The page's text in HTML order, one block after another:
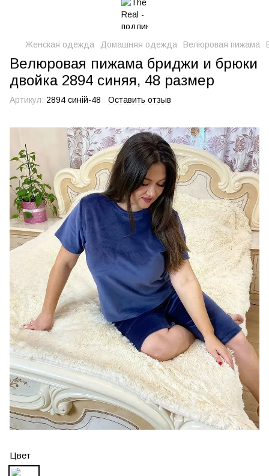
Женская одежда Домашняя одежда Велюровая пижама
Велюровая пижама бриджи и брюки
двойка 2894 синяя, 48 размер
Артикул: 2894 синій-48 Оставить отзыв
Цвет